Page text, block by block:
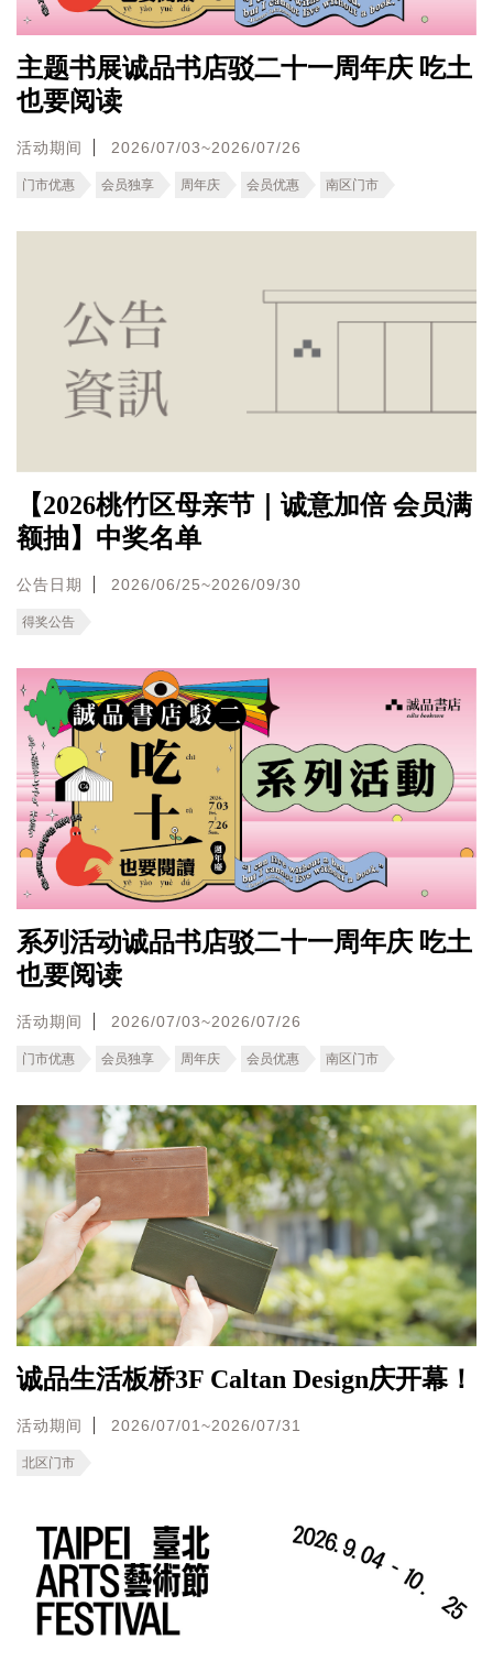
主题书展诚品书店驳二十一周年庆 吃土
也要阅读
活动期间 2026/07/03~2026/07/26
门市优惠 会员独享 周年庆 会员优惠 南区门市
【2026桃竹区母亲节｜诚意加倍 会员满
额抽】中奖名单
公告日期 2026/06/25~2026/09/30
得奖公告
系列活动诚品书店驳二十一周年庆 吃土
也要阅读
活动期间 2026/07/03~2026/07/26
门市优惠 会员独享 周年庆 会员优惠 南区门市
诚品生活板桥3F Caltan Design庆开幕！
活动期间 2026/07/01~2026/07/31
北区门市